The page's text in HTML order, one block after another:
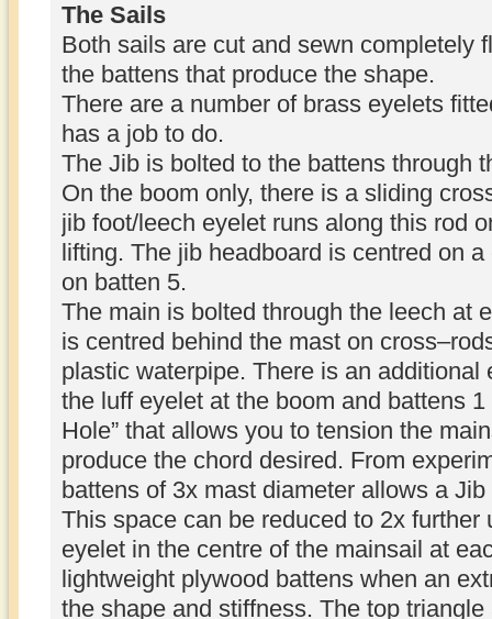
The Sails
Both sails are cut and sewn completely
the battens that produce the shape.
There are a number of brass eyelets
has a job to do.
The Jib is bolted to the battens through
On the boom only, there is a sliding
jib foot/leech eyelet runs along this rod
lifting. The jib headboard is centred on
on batten 5.
The main is bolted through the leech at
is centred behind the mast on
plastic waterpipe. There is an additional
the luff eyelet at the boom and battens
Hole” that allows you to tension the
produce the chord desired. From
battens of 3x mast diameter allows a Jib
This space can be reduced to 2x further
eyelet in the centre of the mainsail at
lightweight plywood battens when an
the shape and stiffness. The top